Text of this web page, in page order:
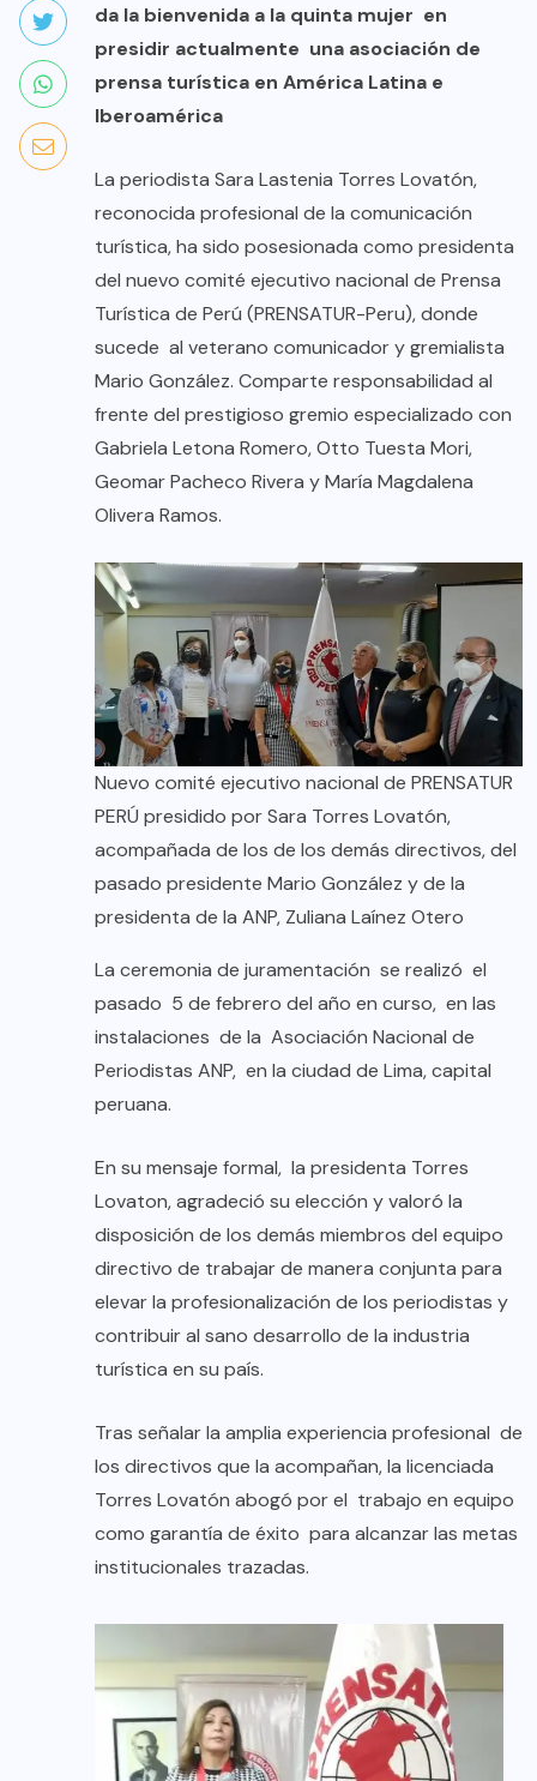
da la bienvenida a la quinta mujer en
presidir actualmente una asociación de
prensa turística en América Latina e
Iberoamérica
La periodista Sara Lastenia Torres Lovatón,
reconocida profesional de la comunicación
turística, ha sido posesionada como presidenta
del nuevo comité ejecutivo nacional de Prensa
Turística de Perú (PRENSATUR-Peru), donde
sucede al veterano comunicador y gremialista
Mario González. Comparte responsabilidad al
frente del prestigioso gremio especializado con
Gabriela Letona Romero, Otto Tuesta Mori,
Geomar Pacheco Rivera y María Magdalena
Olivera Ramos.
Nuevo comité ejecutivo nacional de PRENSATUR
PERÚ presidido por Sara Torres Lovatón,
acompañada de los de los demás directivos, del
pasado presidente Mario González y de la
presidenta de la ANP, Zuliana Laínez Otero
La ceremonia de juramentación se realizó el
pasado 5 de febrero del año en curso, en las
instalaciones de la Asociación Nacional de
Periodistas ANP, en la ciudad de Lima, capital
peruana.
En su mensaje formal, la presidenta Torres
Lovaton, agradeció su elección y valoró la
disposición de los demás miembros del equipo
directivo de trabajar de manera conjunta para
elevar la profesionalización de los periodistas y
contribuir al sano desarrollo de la industria
turística en su país.
Tras señalar la amplia experiencia profesional de
los directivos que la acompañan, la licenciada
Torres Lovatón abogó por el trabajo en equipo
como garantía de éxito para alcanzar las metas
institucionales trazadas.